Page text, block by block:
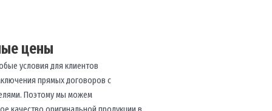
цены
условия для клиентов
прямых договоров с
Поэтому мы можем